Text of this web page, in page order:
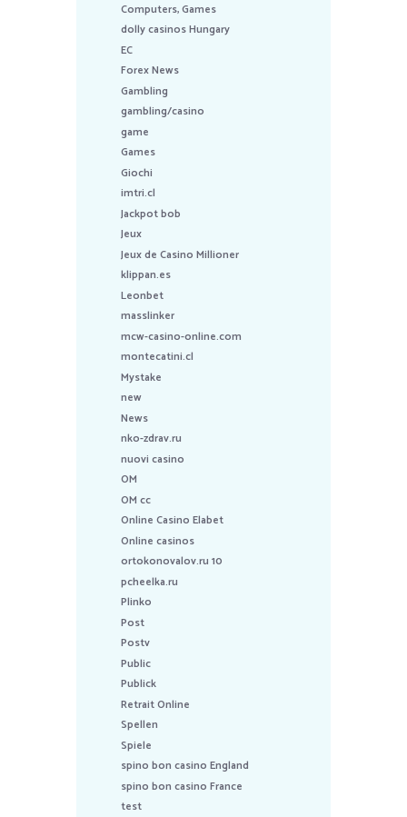
Computers, Games
dolly casinos Hungary
EC
Forex News
Gambling
gambling/casino
game
Games
Giochi
imtri.cl
Jackpot bob
Jeux
Jeux de Casino Millioner
klippan.es
Leonbet
masslinker
mcw-casino-online.com
montecatini.cl
Mystake
new
News
nko-zdrav.ru
nuovi casino
OM
OM cc
Online Casino Elabet
Online casinos
ortokonovalov.ru 10
pcheelka.ru
Plinko
Post
Postv
Public
Publick
Retrait Online
Spellen
Spiele
spino bon casino England
spino bon casino France
test